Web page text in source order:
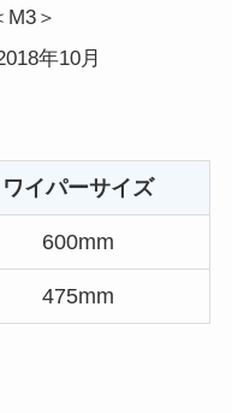
M3＞
年10月
ワイパーサイズ
600mm
475mm